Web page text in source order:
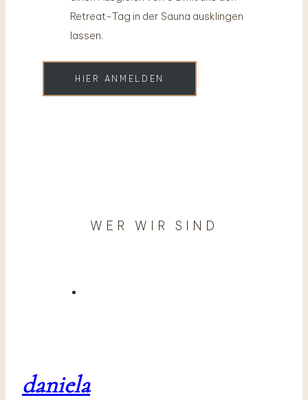
Retreat-Tag in der Sauna ausklingen
lassen.
HIER ANMELDEN
WER WIR SIND
daniela